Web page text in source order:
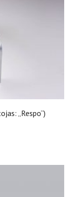
„Respo“)